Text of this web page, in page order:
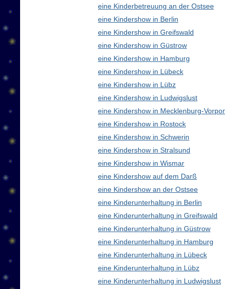
eine Kinderbetreuung an der Ostsee
eine Kindershow in Berlin
eine Kindershow in Greifswald
eine Kindershow in Güstrow
eine Kindershow in Hamburg
eine Kindershow in Lübeck
eine Kindershow in Lübz
eine Kindershow in Ludwigslust
eine Kindershow in Mecklenburg-
eine Kindershow in Rostock
eine Kindershow in Schwerin
eine Kindershow in Stralsund
eine Kindershow in Wismar
eine Kindershow auf dem Darß
eine Kindershow an der Ostsee
eine Kinderunterhaltung in Berlin
eine Kinderunterhaltung in Greifswald
eine Kinderunterhaltung in Güstrow
eine Kinderunterhaltung in Hamburg
eine Kinderunterhaltung in Lübeck
eine Kinderunterhaltung in Lübz
eine Kinderunterhaltung in Ludwigslust